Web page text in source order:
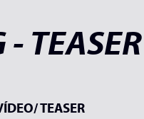
TEASER
TEASER